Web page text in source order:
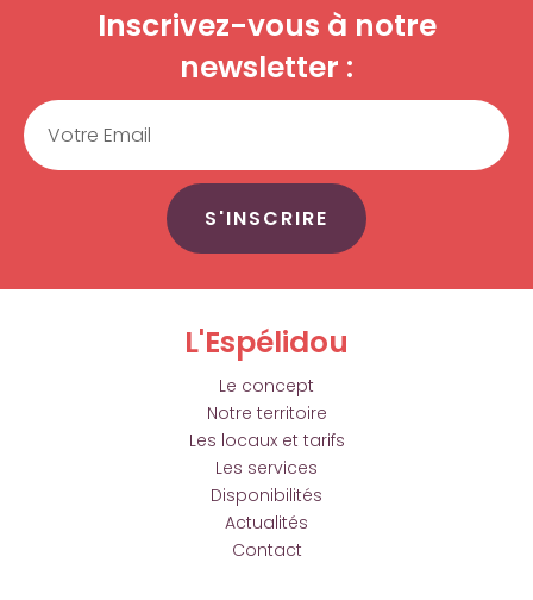
Inscrivez-vous à notre
newsletter :
Email
S'INSCRIRE
L'Espélidou
Le concept
Notre territoire
Les locaux et tarifs
Les services
Disponibilités
Actualités
Contact